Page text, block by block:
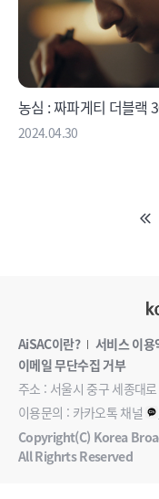
농심 : 짜파게티 더블랙
2024.04.30
AiSAC이란? 서비스 이용
이메일 무단수집 거부
주소 : 서울시 중구 세종대
이용문의 : 카카오톡 채널
Copyright(C) Korea
All Righrts Reserved